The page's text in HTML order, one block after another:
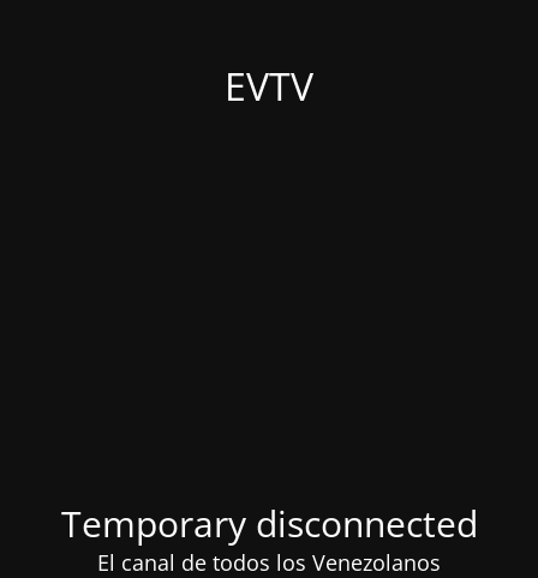
EVTV
Temporary disconnected
El canal de todos los Venezolanos